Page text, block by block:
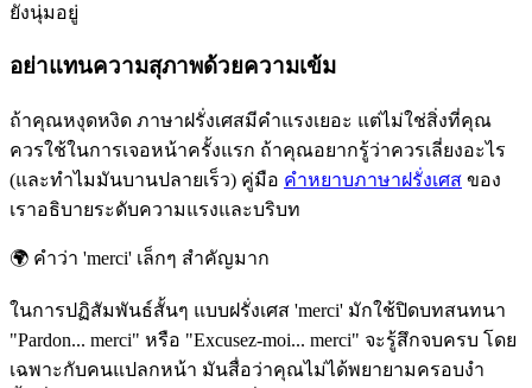
ยังนุ่มอยู่
อย่าแทนความสุภาพด้วยความเข้ม
ถ้าคุณหงุดหงิด ภาษาฝรั่งเศสมีคำแรงเยอะ แต่ไม่ใช่สิ่งที่คุณ
ควรใช้ในการเจอหน้าครั้งแรก ถ้าคุณอยากรู้ว่าควรเลี่ยงอะไร
(และทำไมมันบานปลายเร็ว) คู่มือ คำหยาบภาษาฝรั่งเศส ของ
เราอธิบายระดับความแรงและบริบท
🌍 คำว่า 'merci' เล็กๆ สำคัญมาก
ในการปฏิสัมพันธ์สั้นๆ แบบฝรั่งเศส 'merci' มักใช้ปิดบทสนทนา
"Pardon... merci" หรือ "Excusez-moi... merci" จะรู้สึกจบครบ โดย
เฉพาะกับคนแปลกหน้า มันสื่อว่าคุณไม่ได้พยายามครอบงำ